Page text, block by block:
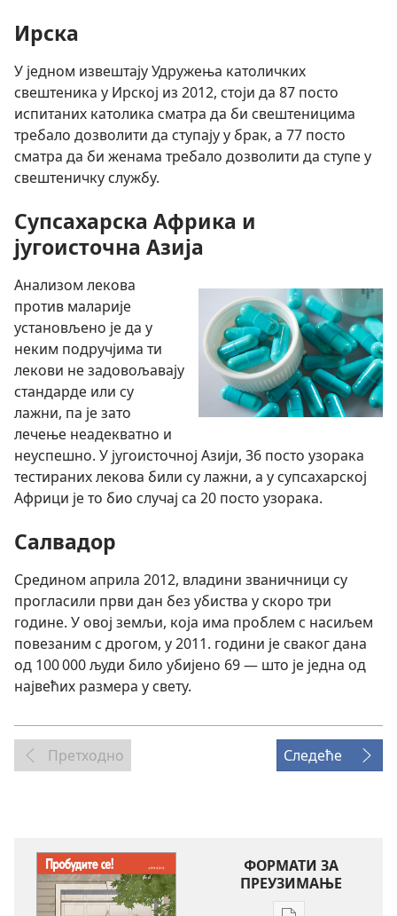
Ирска
У једном извештају Удружења католичких
свештеника у Ирској из 2012, стоји да 87 посто
испитаних католика сматра да би свештеницима
требало дозволити да ступају у брак, а 77 посто
сматра да би женама требало дозволити да ступе у
свештеничку службу.
Супсахарска Африка и
југоисточна Азија
Анализом лекова
против маларије
установљено је да у
неким подручјима ти
лекови не задовољавају
стандарде или су
лажни, па је зато
лечење неадекватно и
неуспешно. У југоисточној Азији, 36 посто узорака
тестираних лекова били су лажни, а у супсахарској
Африци је то био случај са 20 посто узорака.
Салвадор
Средином априла 2012, владини званичници су
прогласили први дан без убиства у скоро три
године. У овој земљи, која има проблем с насиљем
повезаним с дрогом, у 2011. години је сваког дана
од 100 000 људи било убијено 69 — што је једна од
највећих размера у свету.
Претходно Следеће
ФОРМАТИ ЗА
ПРЕУЗИМАЊЕ